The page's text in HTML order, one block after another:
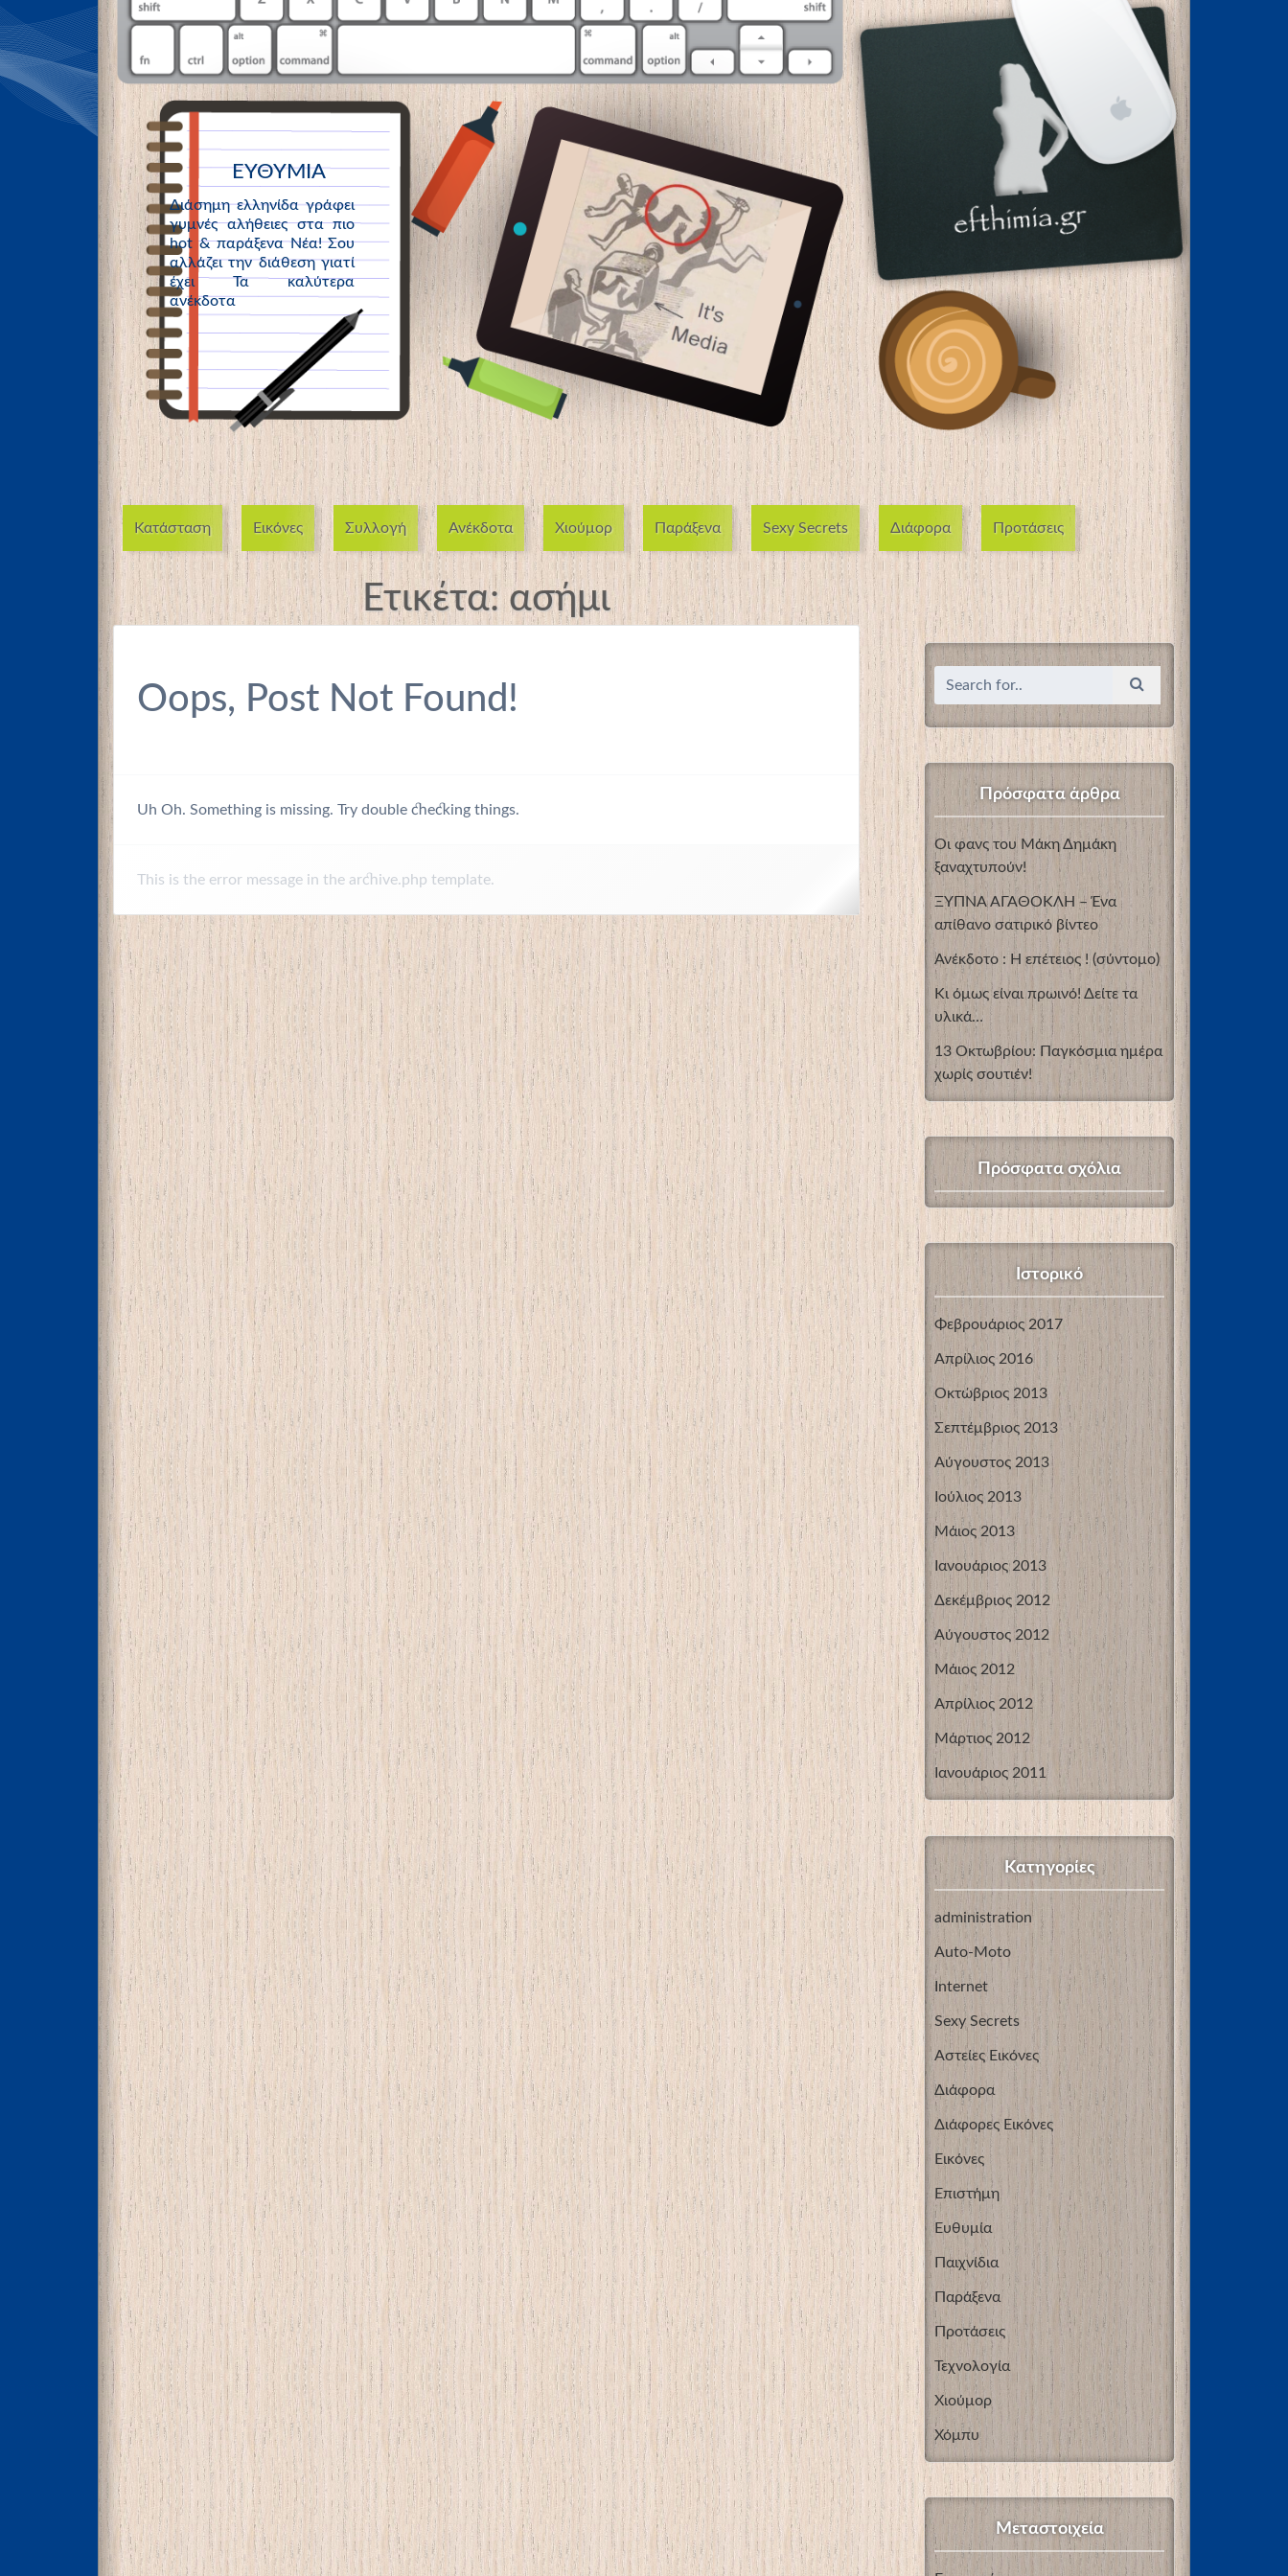
ΕΥΘΥΜΙΑ
Διάσημη ελληνίδα γράφει
γυμνές αλήθειες στα πιο
hot & παράξενα Νέα! Σου
αλλάζει την διάθεση γιατί
έχει Τα καλύτερα
ανέκδοτα
Κατάσταση Εικόνες Συλλογή Ανέκδοτα Χιούμορ Παράξενα Sexy Secrets Διάφορα Προτάσεις
Ετικέτα:ασήμι
Oops, Post Not Found!
Uh Oh. Something is missing. Try double checking things.
This is the error message in the archive.php template.
Πρόσφατα άρθρα
Οι φανς του Μάκη Δημάκη
ξαναχτυπούν!
ΞΥΠΝΑ ΑΓΑΘΟΚΛΗ – Ένα
απίθανο σατιρικό βίντεο
Ανέκδοτο : Η επέτειος ! (σύντομο)
Κι όμως είναι πρωινό! Δείτε τα
υλικά…
13 Οκτωβρίου: Παγκόσμια ημέρα
χωρίς σουτιέν!
Πρόσφατα σχόλια
Ιστορικό
Φεβρουάριος 2017
Απρίλιος 2016
Οκτώβριος 2013
Σεπτέμβριος 2013
Αύγουστος 2013
Ιούλιος 2013
Μάιος 2013
Ιανουάριος 2013
Δεκέμβριος 2012
Αύγουστος 2012
Μάιος 2012
Απρίλιος 2012
Μάρτιος 2012
Ιανουάριος 2011
Kατηγορίες
administration
Auto-Moto
Internet
Sexy Secrets
Αστείες Εικόνες
Διάφορα
Διάφορες Εικόνες
Εικόνες
Επιστήμη
Ευθυμία
Παιχνίδια
Παράξενα
Προτάσεις
Τεχνολογία
Χιούμορ
Χόμπυ
Μεταστοιχεία